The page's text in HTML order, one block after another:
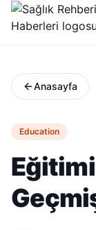
Anasayfa
Education